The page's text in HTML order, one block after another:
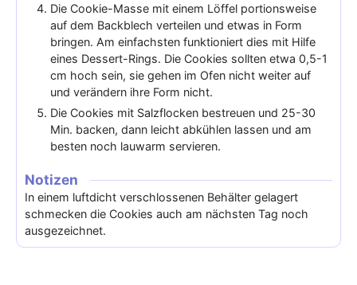
Die Cookie-Masse mit einem Löffel portionsweise
auf dem Backblech verteilen und etwas in Form
bringen. Am einfachsten funktioniert dies mit Hilfe
eines Dessert-Rings. Die Cookies sollten etwa 0,5-1
cm hoch sein, sie gehen im Ofen nicht weiter auf
und verändern ihre Form nicht.
Die Cookies mit Salzflocken bestreuen und 25-30
Min. backen, dann leicht abkühlen lassen und am
besten noch lauwarm servieren.
Notizen
In einem luftdicht verschlossenen Behälter gelagert
schmecken die Cookies auch am nächsten Tag noch
ausgezeichnet.